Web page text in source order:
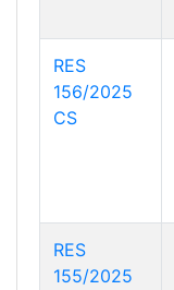
RES
156/2025
CS
RES
155/2025